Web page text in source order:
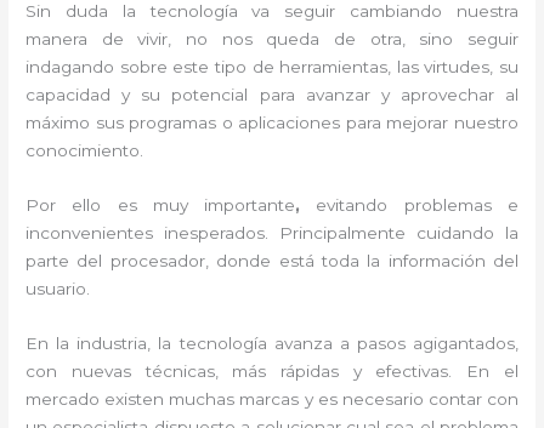
Sin duda la tecnología va seguir cambiando nuestra
manera de vivir, no nos queda de otra, sino seguir
indagando sobre este tipo de herramientas, las virtudes, su
capacidad y su potencial para avanzar y aprovechar al
máximo sus programas o aplicaciones para mejorar nuestro
conocimiento.
Por ello es muy importante, evitando problemas e
inconvenientes inesperados. Principalmente cuidando la
parte del procesador, donde está toda la información del
usuario.
En la industria, la tecnología avanza a pasos agigantados,
con nuevas técnicas, más rápidas y efectivas . En el
mercado existen muchas marcas y es necesario contar con